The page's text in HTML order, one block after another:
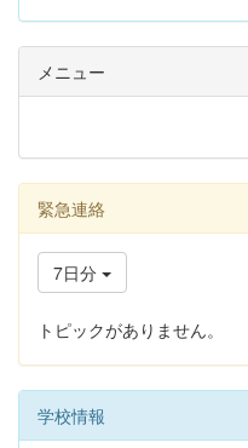
メニュー
緊急連絡
7日分
トピックがありません。
学校情報